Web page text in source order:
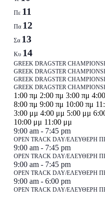
Πε 11
Πα 12
Σα 13
Κυ 14
12
Ιουνίου
-
14
Ιουνίου
GREEK DRAGSTER
GREEK DRAGSTER
12
Ιουνίου
-
14
Ιουνίου
GREEK DRAGSTER
12
Ιουνίου
-
14
Ιουνίου
GREEK DRAGSTER
12:00
πμ
1:00 πμ 2:00 πμ 3:00 πμ
8:00 πμ 9:00 πμ 10:00 πμ
3:00 μμ 4:00 μμ 5:00 μμ
10:00 μμ 11:00 μμ
Δευτέρα,
8
Ιουνίου,
2026
June
8,
2026
9:00 am - 7:45 pm
OPEN TRACK DAY/ΕΛΕΥΘΕΡΗ
Τρίτη,
9
Ιουνίου,
2026
June
9,
2026
9:00 am - 7:45 pm
OPEN TRACK DAY/ΕΛΕΥΘΕΡΗ
Τετάρτη,
10
Ιουνίου,
June
10,
2026
9:00 am - 7:45 pm
OPEN TRACK DAY/ΕΛΕΥΘΕΡΗ
Πέμπτη,
11
June
11,
9:00 am - 6:00 pm
OPEN TRACK DAY/ΕΛΕΥΘΕΡΗ